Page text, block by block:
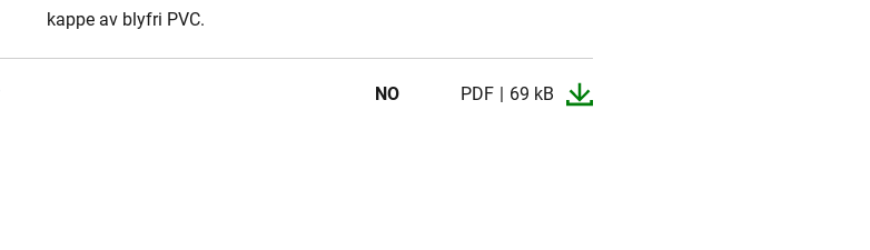
kappe av blyfri PVC.
NO PDF 69 kB